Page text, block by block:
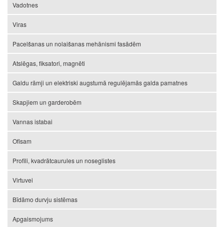
Vadotnes
Viras
Pacelšanas un nolaišanas mehānismi fasādēm
Atslēgas, fiksatori, magnēti
Galdu rāmji un elektriski augstumā regulējamās galda pamatnes
Skapjiem un garderobēm
Vannas istabai
Ofisam
Profili, kvadrātcaurules un noseglistes
Virtuvei
Bīdāmo durvju sistēmas
Apgaismojums